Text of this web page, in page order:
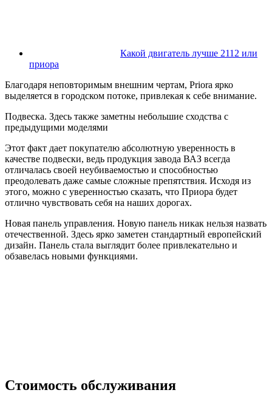
Какой двигатель лучше 2112 или
приора
Благодаря неповторимым внешним чертам, Priora ярко
выделяется в городском потоке, привлекая к себе внимание.
Подвеска. Здесь также заметны небольшие сходства с
предыдущими моделями
Этот факт дает покупателю абсолютную уверенность в
качестве подвески, ведь продукция завода ВАЗ всегда
отличалась своей неубиваемостью и способностью
преодолевать даже самые сложные препятствия. Исходя из
этого, можно с уверенностью сказать, что Приора будет
отлично чувствовать себя на наших дорогах.
Новая панель управления. Новую панель никак нельзя назвать
отечественной. Здесь ярко заметен стандартный европейский
дизайн. Панель стала выглядит более привлекательно и
обзавелась новыми функциями.
Стоимость обслуживания